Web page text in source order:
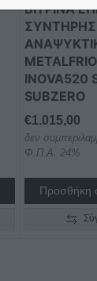
ΒΙΤΡΙΝΑ
METALFRIO
INOVA520
SUBZERO
€1.015,00
δεν
Φ.Π.Α. 24%
Προσθήκη